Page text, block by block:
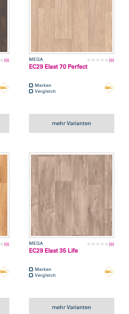
(0) MEGA (0)
EC29 Elast 70 Perfect
Merken
Vergleich
mehr Varianten
(0) MEGA (0)
EC29 Elast 35 Life
Merken
Vergleich
mehr Varianten